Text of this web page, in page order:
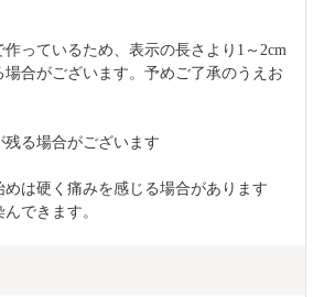
っているため、表示の長さより1～2cm
合がございます。予めご了承のうえお
る場合がございます
は硬く痛みを感じる場合があります
できます。